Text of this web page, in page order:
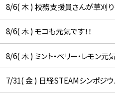
8/6( 木 ) 校務支援員さんが草刈り
8/6( 木 ) モコも元気です！！
8/6( 木 ) ミント・ベリー・レモン元気
7/31( 金 ) 日経STEAMシンポジウ